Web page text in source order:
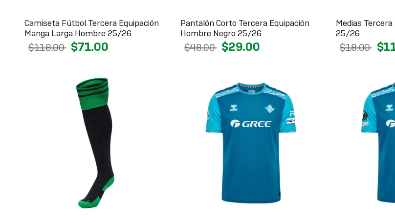
Camiseta Fútbol Tercera Equipación
Manga Larga Hombre 25/26
$118.00 $71.00
Pantalón Corto Tercera Equipación
Hombre Negro 25/26
$48.00 $29.00
Medias
25/26
$18.00